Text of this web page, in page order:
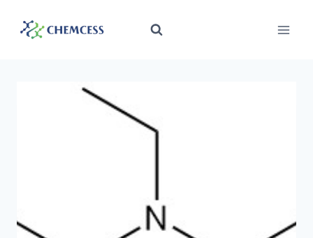
Inhalt